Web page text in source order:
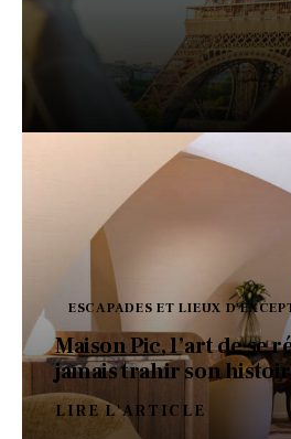
ESCAPADES ET LIEUX
Maison Pic, l’art de se
jamais trahir son
LIRE L'ARTICLE